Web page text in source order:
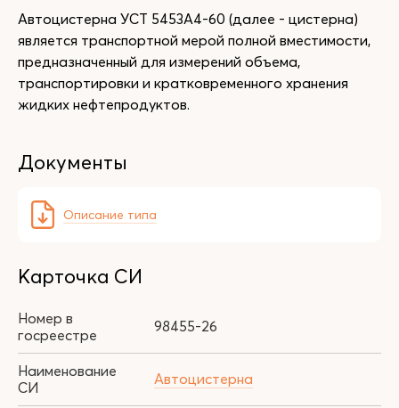
Автоцистерна УСТ 5453А4-60 (далее - цистерна)
является транспортной мерой полной вместимости,
предназначенный для измерений объема,
транспортировки и кратковременного хранения
жидких нефтепродуктов.
Документы
Описание типа
Карточка СИ
Номер в
госреестре
98455-26
Наименование
СИ
Автоцистерна